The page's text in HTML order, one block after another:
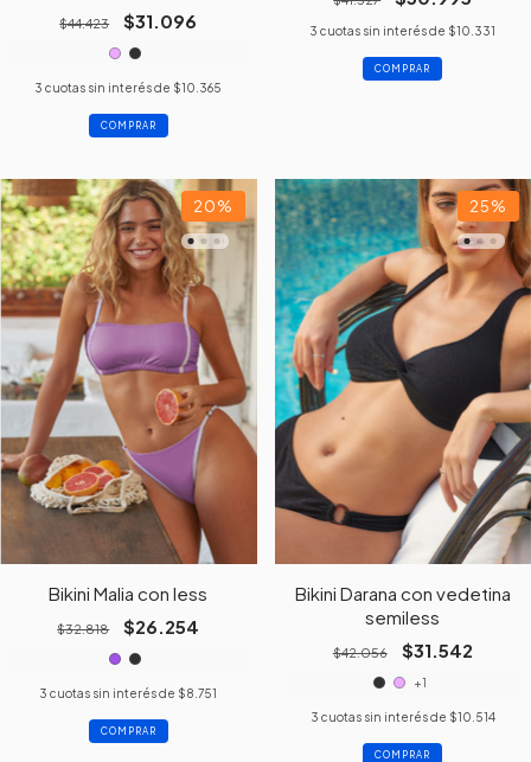
$44.423 $31.096
3 cuotas sin interés de $10.365
COMPRAR
3 cuotas sin interés de $10.331
COMPRAR
20%
Bikini Malia con less
$32.818 $26.254
3 cuotas sin interés de $8.751
COMPRAR
25%
Bikini Darana con vedetina
semiless
$42.056 $31.542
+1
3 cuotas sin interés de $10.514
COMPRAR